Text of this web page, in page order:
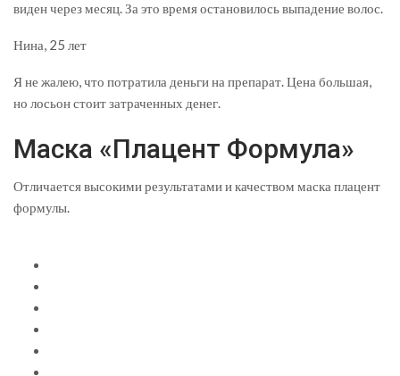
виден через месяц. За это время остановилось выпадение волос.
Нина, 25 лет
Я не жалею, что потратила деньги на препарат. Цена большая,
но лосьон стоит затраченных денег.
Маска «Плацент Формула»
Отличается высокими результатами и качеством маска плацент
формулы.